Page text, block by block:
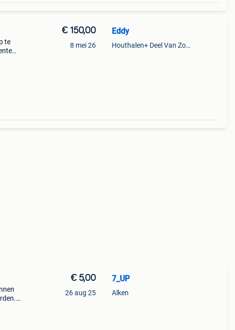
te
€ 150,00
8 mei 26
Eddy
Houthalen+ Deel Van Zonhoven En Zolder
€ 5,00
26 aug 25
7_UP
Alken